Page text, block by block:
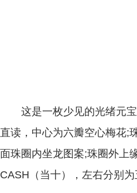
这是一枚少见的光绪元宝
直读，中心为六瓣空心梅花;
面珠圈内坐龙图案;珠圈外上
CASH（当十），左右分别为